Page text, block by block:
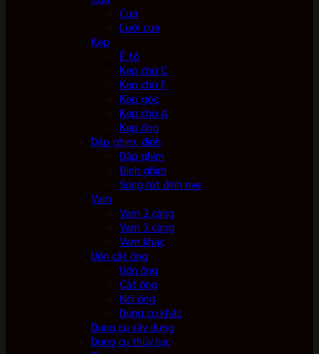
Cưa
Lưỡi cưa
Kẹp
Ê tô
Kẹp chữ C
Kẹp chữ F
Kẹp góc
Kẹp chữ A
Kẹp ống
Dập ghim, đinh
Dập ghim
Đinh ghim
Súng rút đinh rive
Vam
Vam 2 càng
Vam 3 càng
Vam khác
Uốn cắt ống
Uốn ống
Cắt ống
Nối ống
Dụng cụ khác
Dụng cụ xây dựng
Dụng cụ thủy lực